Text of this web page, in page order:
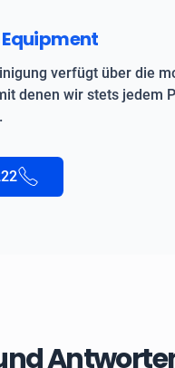
verfügt über die
denen wir stets jedem